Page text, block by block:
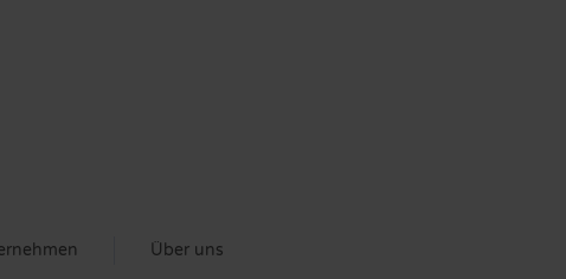
Über uns